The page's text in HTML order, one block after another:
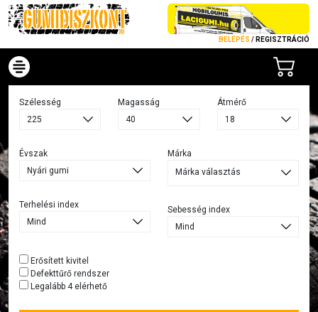
BELÉPÉS / REGISZTRÁCIÓ
Szélesség Magasság Átmérő
Évszak
Terhelési index
Márka
Márka választás
Sebesség index
Erősített kivitel
Defekttűrő rendszer
Legalább 4 elérhető